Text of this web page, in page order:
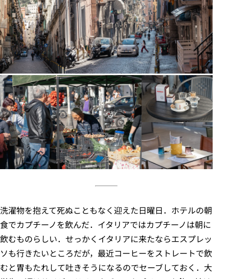
洗濯物を抱えて死ぬこともなく迎えた日曜日．ホテルの朝
食でカプチーノを飲んだ．イタリアではカプチーノは朝に
飲むものらしい．せっかくイタリアに来たならエスプレッ
ソも行きたいところだが，最近コーヒーをストレートで飲
むと胃もたれして吐きそうになるのでセーブしておく．大